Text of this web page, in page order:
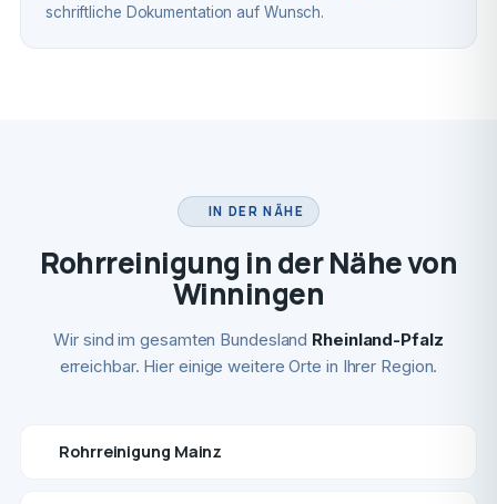
schriftliche Dokumentation auf Wunsch.
IN DER NÄHE
Rohrreinigung in der Nähe von
Winningen
Wir sind im gesamten Bundesland Rheinland-Pfalz
erreichbar. Hier einige weitere Orte in Ihrer Region.
Rohrreinigung Mainz